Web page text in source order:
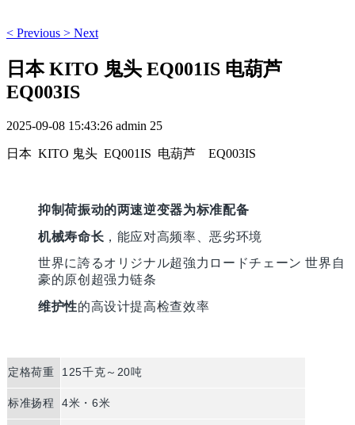
< Previous > Next
日本 KITO 鬼头 EQ001IS 电葫芦
EQ003IS
2025-09-08 15:43:26 admin 25
日本 KITO 鬼头 EQ001IS 电葫芦 EQ003IS
抑制荷振动的两速逆变器为标准配备
机械寿命长 ，能应对高频率、恶劣环境
世界に誇るオリジナル超強力ロードチェーン 世界自
豪的原创超强力链条
维护性的高设计提高检查效率
定格荷重 125千克～20吨
标准扬程 4米・6米